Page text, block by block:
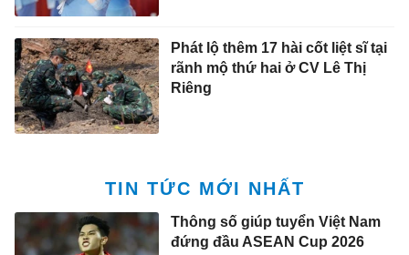
Phát lộ thêm 17 hài cốt liệt sĩ tại
rãnh mộ thứ hai ở CV Lê Thị
Riêng
TIN TỨC MỚI NHẤT
Thông số giúp tuyển Việt Nam
đứng đầu ASEAN Cup 2026